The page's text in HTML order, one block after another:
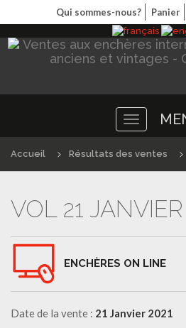
Qui sommes-nous? Panier
Toggle
navigation
Accueil Résultats des ventes
VOL 21 JANVIER
ENCHÈRES ON LINE
Date de la vente : 21 Janvier 2021